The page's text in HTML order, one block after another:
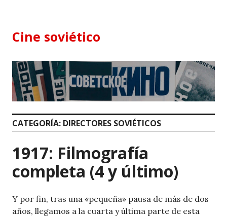
content
Cine soviético
CATEGORÍA: DIRECTORES SOVIÉTICOS
1917: Filmografía
completa (4 y último)
Y por fin, tras una «pequeña» pausa de más de dos
años, llegamos a la cuarta y última parte de esta